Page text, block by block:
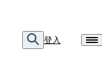
登入